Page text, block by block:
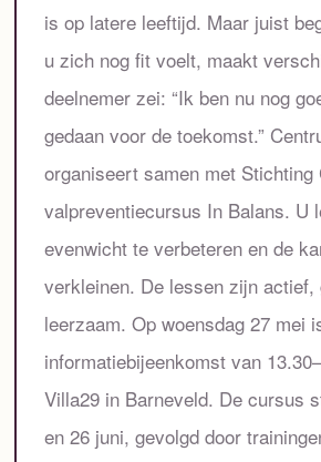
is op latere leeftijd. Maar juist
u zich nog fit voelt, maakt
deelnemer zei: “Ik ben nu nog
gedaan voor de toekomst.”
organiseert samen met Stichting
valpreventiecursus In Balans. U
evenwicht te verbeteren en de
verkleinen. De lessen zijn actief,
leerzaam. Op woensdag 27 mei
informatiebijeenkomst van
Villa29 in Barneveld. De cursus
en 26 juni, gevolgd door